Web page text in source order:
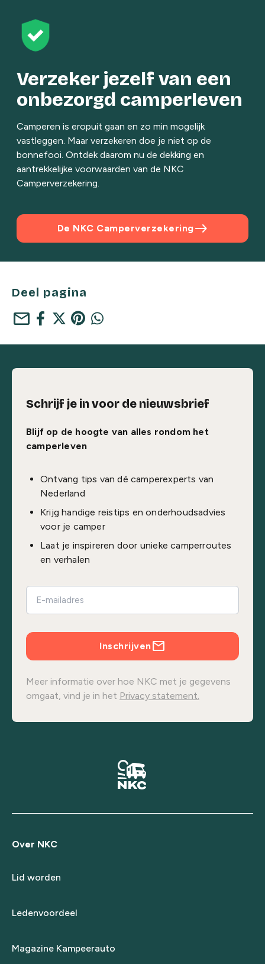
Verzeker jezelf van een
onbezorgd camperleven
Camperen is eropuit gaan en zo min mogelijk
vastleggen. Maar verzekeren doe je niet op de
bonnefooi. Ontdek daarom nu de dekking en
aantrekkelijke voorwaarden van de NKC
Camperverzekering.
east
De NKC Camperverzekering
Deel pagina
mail
Schrijf je in voor de nieuwsbrief
Blijf op de hoogte van alles rondom het
camperleven
Ontvang tips van dé camperexperts van
Nederland
Krijg handige reistips en onderhoudsadvies
voor je camper
Laat je inspireren door unieke camperroutes
en verhalen
Inschrijven
Meer informatie over hoe NKC met je gegevens
omgaat, vind je in het Privacy statement.
Over NKC
Lid worden
Ledenvoordeel
Magazine Kampeerauto